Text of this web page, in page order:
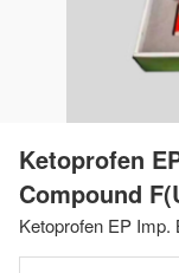
Ketoprofen
Compound
Ketoprofen EP Imp.